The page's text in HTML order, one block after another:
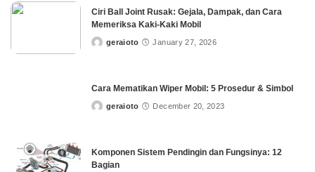
Ciri Ball Joint Rusak: Gejala, Dampak, dan Cara
Memeriksa Kaki-Kaki Mobil
Postedgeraioto January 27, 2026
Cara Mematikan Wiper Mobil: 5 Prosedur & Simbol
Postedgeraioto December 20, 2023
Komponen Sistem Pendingin dan Fungsinya: 12
Bagian